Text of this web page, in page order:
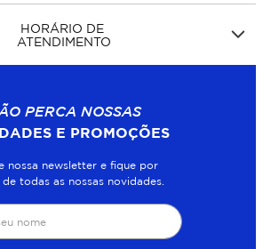
HORÁRIO DE
ATENDIMENTO
PERCA NOSSAS
E PROMOÇÕES
nossa newsletter e fique por
todas as nossas novidades.